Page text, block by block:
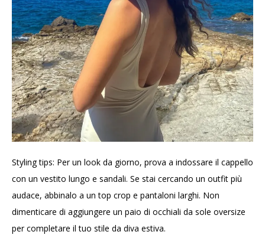
Styling tips: Per un look da giorno, prova a indossare il cappello
con un vestito lungo e sandali. Se stai cercando un outfit più
audace, abbinalo a un top crop e pantaloni larghi. Non
dimenticare di aggiungere un paio di occhiali da sole oversize
per completare il tuo stile da diva estiva.